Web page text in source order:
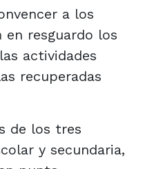
a los
en resguardo los
actividades
recuperadas
de los tres
y secundaria,